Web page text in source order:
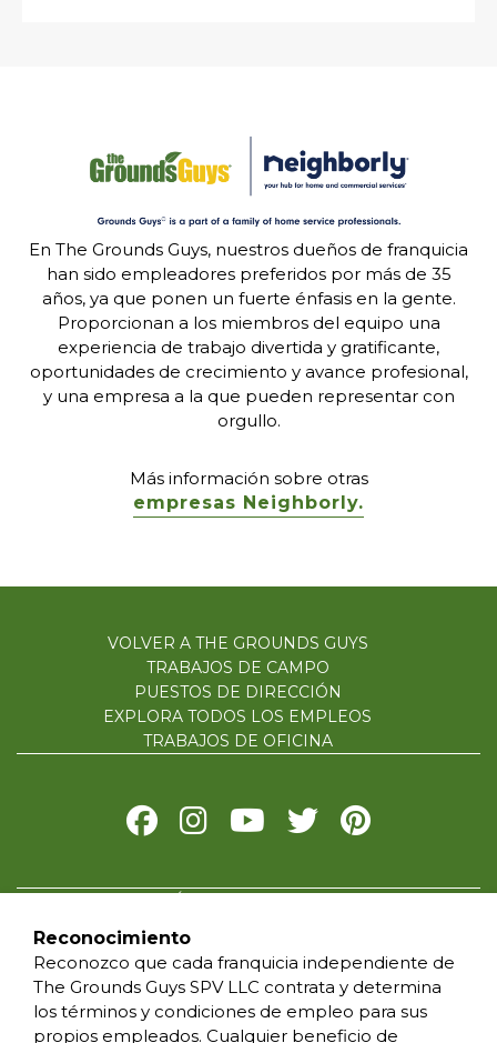
En The Grounds Guys, nuestros dueños de franquicia
han sido empleadores preferidos por más de 35
años, ya que ponen un fuerte énfasis en la gente.
Proporcionan a los miembros del equipo una
experiencia de trabajo divertida y gratificante,
oportunidades de crecimiento y avance profesional,
y una empresa a la que pueden representar con
orgullo.
Más información sobre otras
empresas Neighborly.
VOLVER A THE GROUNDS GUYS
TRABAJOS DE CAMPO
PUESTOS DE DIRECCIÓN
EXPLORA TODOS LOS EMPLEOS
TRABAJOS DE OFICINA
ACCESIBILIDAD
NO VENDAS MI INFORMACION
SUS DERECHOS DE PRIVACIDAD
Reconocimiento
Reconozco que cada franquicia independiente de
The Grounds Guys SPV LLC contrata y determina
los términos y condiciones de empleo para sus
propios empleados. Cualquier beneficio de